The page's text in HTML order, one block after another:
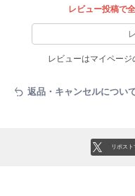
ETRÉ TOKYO
エトレトウキョウ
アイ
レビュー投稿で
レビューはマイペー
返品・キャンセルについ
リポスト